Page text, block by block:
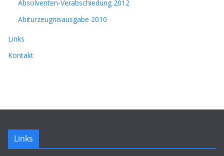
Absolventen-Verabschiedung 2012
Abiturzeugnisausgabe 2010
Links
Kontakt
Links